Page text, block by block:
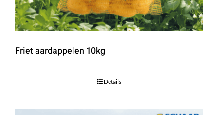
Friet aardappelen 10kg
Details